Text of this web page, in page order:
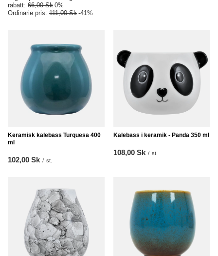
rabatt: 66,00 Sk 0%
Ordinarie pris: 111,00 Sk -41%
Keramisk kalebass Turquesa 400
ml
102,00 Sk / st.
Kalebass i keramik - Panda 350 ml
108,00 Sk / st.